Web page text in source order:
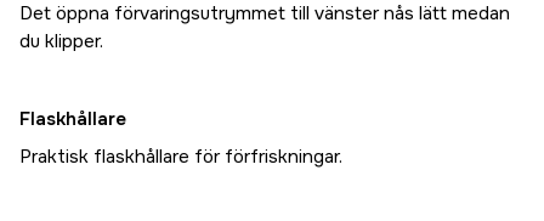
Det öppna förvaringsutrymmet till vänster nås lätt medan
du klipper.
Flaskhållare
Praktisk flaskhållare för förfriskningar.